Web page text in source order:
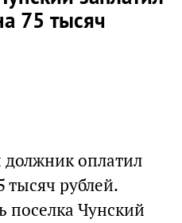
75 тысяч
должник оплатил
рублей.
поселка Чунский